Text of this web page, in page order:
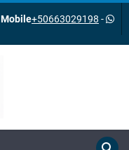
Mobile+50663029198 -